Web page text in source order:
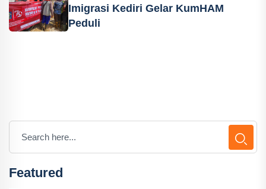
Imigrasi Kediri Gelar KumHAM
Peduli
Featured